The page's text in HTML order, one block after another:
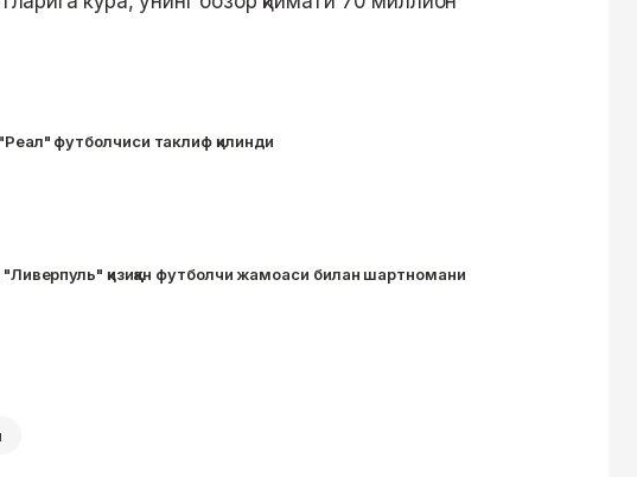
футболчиси таклиф қилинди
қизиққан футболчи жамоаси билан шартномани